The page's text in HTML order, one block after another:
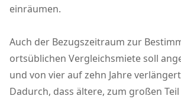
einräumen.
Auch der Bezugszeitraum zur
ortsüblichen Vergleichsmiete soll
und von vier auf zehn Jahre
Dadurch, dass ältere, zum großen